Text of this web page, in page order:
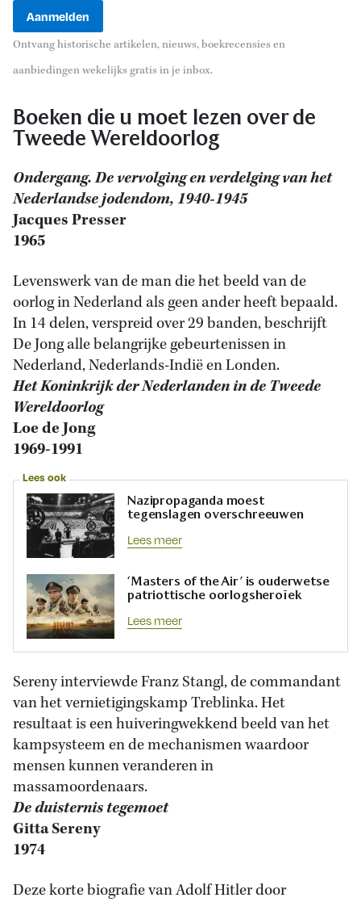
Ontvang historische artikelen, nieuws, boekrecensies en
aanbiedingen wekelijks gratis in je inbox.
Boeken die u moet lezen over de
Tweede Wereldoorlog
Ondergang. De vervolging en verdelging van het
Nederlandse jodendom, 1940-1945
Jacques Presser
1965
Levenswerk van de man die het beeld van de
oorlog in Nederland als geen ander heeft bepaald.
In 14 delen, verspreid over 29 banden, beschrijft
De Jong alle belangrijke gebeurtenissen in
Nederland, Nederlands-Indië en Londen.
Het Koninkrijk der Nederlanden in de Tweede
Wereldoorlog
Loe de Jong
1969-1991
Lees ook
Nazipropaganda moest
tegenslagen overschreeuwen
Lees meer
‘Masters of the Air’ is ouderwetse
patriottische oorlogsheroïek
Lees meer
Sereny interviewde Franz Stangl, de commandant
van het vernietigingskamp Treblinka. Het
resultaat is een huiveringwekkend beeld van het
kampsysteem en de mechanismen waardoor
mensen kunnen veranderen in
massamoordenaars.
De duisternis tegemoet
Gitta Sereny
1974
Deze korte biografie van Adolf Hitler door